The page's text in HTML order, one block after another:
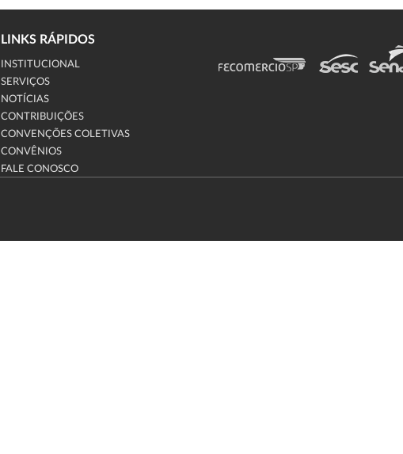
LINKS RÁPIDOS
INSTITUCIONAL
SERVIÇOS
NOTÍCIAS
CONTRIBUIÇÕES
CONVENÇÕES COLETIVAS
CONVÊNIOS
FALE CONOSCO